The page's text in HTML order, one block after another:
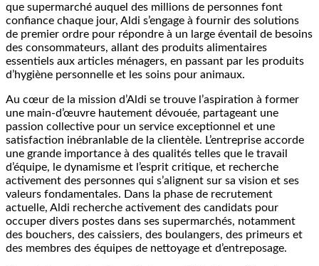
que supermarché auquel des millions de personnes font
confiance chaque jour, Aldi s’engage à fournir des solutions
de premier ordre pour répondre à un large éventail de besoins
des consommateurs, allant des produits alimentaires
essentiels aux articles ménagers, en passant par les produits
d’hygiène personnelle et les soins pour animaux.
Au cœur de la mission d’Aldi se trouve l’aspiration à former
une main-d’œuvre hautement dévouée, partageant une
passion collective pour un service exceptionnel et une
satisfaction inébranlable de la clientèle. L’entreprise accorde
une grande importance à des qualités telles que le travail
d’équipe, le dynamisme et l’esprit critique, et recherche
activement des personnes qui s’alignent sur sa vision et ses
valeurs fondamentales. Dans la phase de recrutement
actuelle, Aldi recherche activement des candidats pour
occuper divers postes dans ses supermarchés, notamment
des bouchers, des caissiers, des boulangers, des primeurs et
des membres des équipes de nettoyage et d’entreposage.